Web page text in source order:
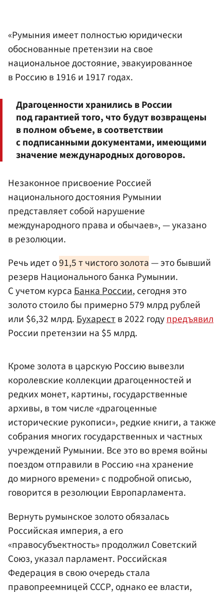
«Румыния имеет полностью юридически
обоснованные претензии на свое
национальное достояние, эвакуированное
в Россию в 1916 и 1917 годах.
Драгоценности хранились в России
под гарантией того, что будут возвращены
в полном объеме, в соответствии
с подписанными документами, имеющими
значение международных договоров.
Незаконное присвоение Россией
национального достояния Румынии
представляет собой нарушение
международного права и обычаев», — указано
в резолюции.
Речь идет о91,5 т чистого золота— это бывший
резерв Национального банка Румынии.
С учетом курсаБанка России, сегодня это
золото стоило бы примерно 579 млрд рублей
или $6,32 млрд.Бухареств 2022 годупредъявил
России претензии на $5 млрд.
Кроме золота в царскую Россию вывезли
королевские коллекции драгоценностей и
редких монет, картины, государственные
архивы, в том числе «драгоценные
исторические рукописи», редкие книги, а также
собрания многих государственных и частных
учреждений Румынии. Все это во время войны
поездом отправили в Россию «на хранение
до мирного времени» с подробной описью,
говорится в резолюции Европарламента.
Вернуть румынское золото обязалась
Российская империя, а его
«правосубъектность» продолжил Советский
Союз, указал парламент. Российская
Федерация в свою очередь стала
правопреемницей СССР, однако ее власти,